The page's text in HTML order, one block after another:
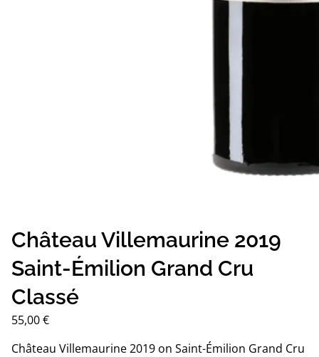
Château Villemaurine 2019
Saint-Émilion Grand Cru
Classé
55,00€
Château Villemaurine 2019 on Saint-Émilion Grand Cru